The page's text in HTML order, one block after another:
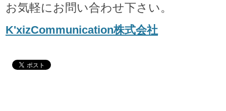
お気軽にお問い合わせ下さい。
K'xizCommunication株式会社